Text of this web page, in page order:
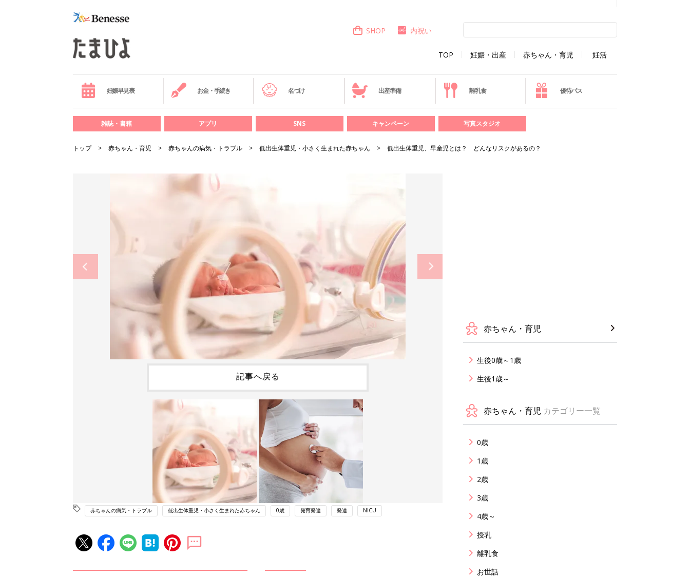
TOP 妊娠・出産 赤ちゃん・育児 妊活
SHOP 内祝い
妊娠早見表 お金・手続き 名づけ 出産準備 離乳食 優待パス
雑誌・書籍 アプリ SNS キャンペーン 写真スタジオ
トップ 赤ちゃん・育児 赤ちゃんの病気・トラブル 低出生体重児・小さく生まれた赤ちゃん 低出生体重児、早産児とは？ どんなリスクがあるの？
記事へ戻る
赤ちゃんの病気・トラブル 低出生体重児・小さく生まれた赤ちゃん 0歳 発育発達 発達 NICU
赤ちゃん・育児
生後0歳～1歳
生後1歳～
赤ちゃん・育児 カテゴリー一覧
0歳
1歳
2歳
3歳
4歳～
授乳
離乳食
お世話